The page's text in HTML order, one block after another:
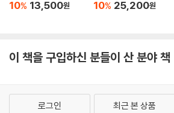
10% 13,500원 10% 25,200원
이 책을 구입하신 분들이 산 분야 책
로그인 최근 본 상품